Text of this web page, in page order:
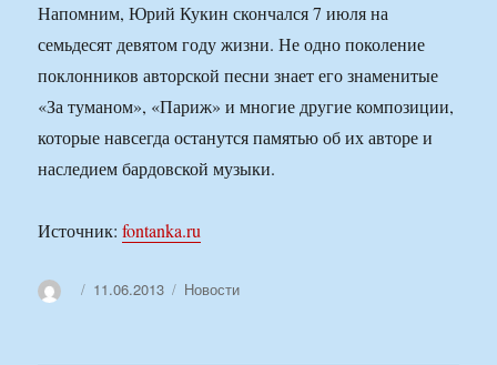
Напомним, Юрий Кукин скончался 7 июля на
семьдесят девятом году жизни. Не одно поколение
поклонников авторской песни знает его знаменитые
«За туманом», «Париж» и многие другие композиции,
которые навсегда останутся памятью об их авторе и
наследием бардовской музыки.
Источник:fontanka.ru
АвторОпубликовано
11.06.2013 Рубрики
Новости